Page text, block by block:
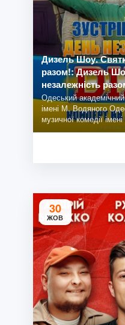
Дизель Шоу.
разом!: Дизель
незалежність
Одеський
імені М. Водяного
музичної комедії
30
ЖОВ